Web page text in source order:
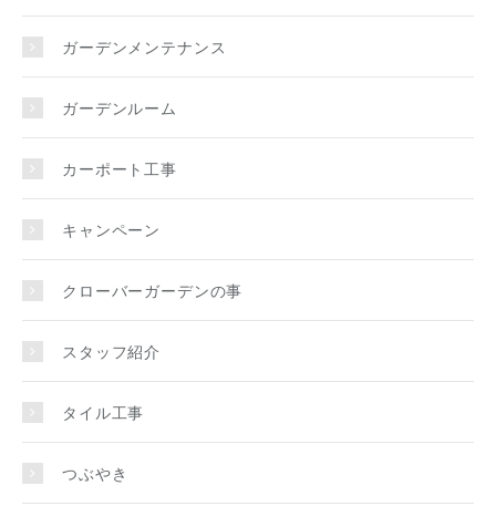
ガーデンメンテナンス
ガーデンルーム
カーポート工事
キャンペーン
クローバーガーデンの事
スタッフ紹介
タイル工事
つぶやき